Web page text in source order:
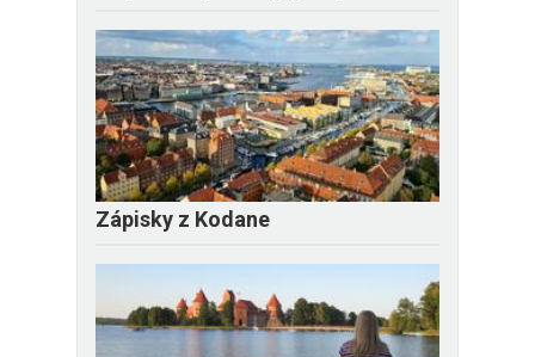
Zápisky z Kodane